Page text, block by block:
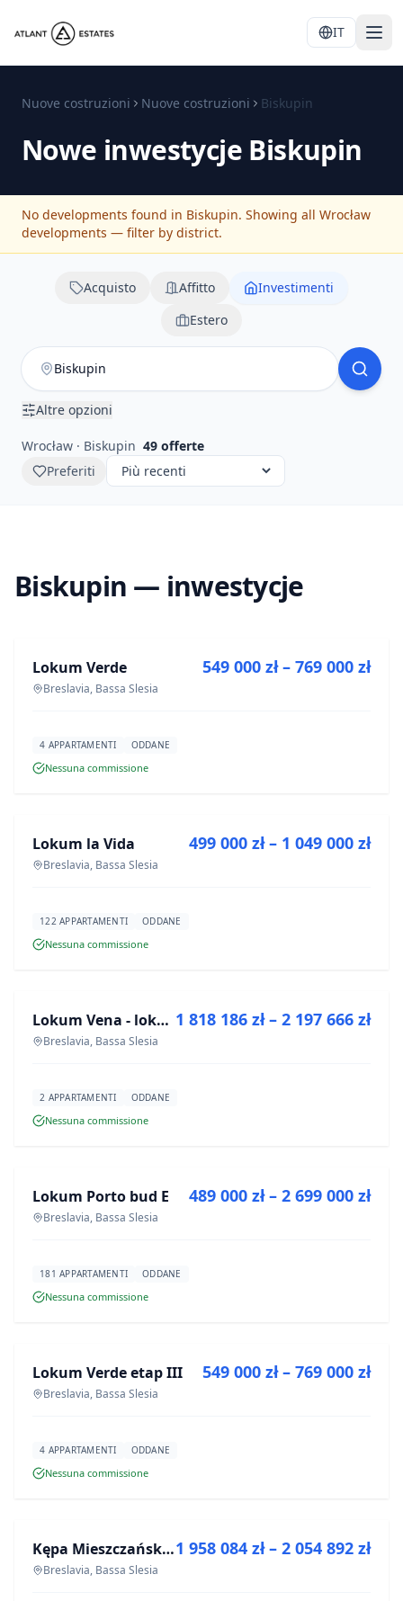
IT
Nuove costruzioni Nuove costruzioni Biskupin
Nowe inwestycje Biskupin
No developments found in Biskupin. Showing all Wrocław
developments — filter by district.
Acquisto Affitto
Investimenti
Estero
Altre opzioni
Wrocław · Biskupin 49 offerte
Preferiti
Biskupin — inwestycje
PROGETTO
Lokum Verde
Breslavia, Bassa Slesia
549 000 zł – 769 000 zł
4 APPARTAMENTI ODDANE
Nessuna commissione
PROGETTO
Lokum la Vida
Breslavia, Bassa Slesia
499 000 zł – 1 049 000 zł
122 APPARTAMENTI ODDANE
Nessuna commissione
PROGETTO Lokum Vena - lokale użytkowe
Breslavia, Bassa Slesia
1 818 186 zł – 2 197 666 zł
2 APPARTAMENTI ODDANE
Nessuna commissione
PROGETTO
Lokum Porto bud E
Breslavia, Bassa Slesia
489 000 zł – 2 699 000 zł
181 APPARTAMENTI ODDANE
Nessuna commissione
PROGETTO
Lokum Verde etap III
Breslavia, Bassa Slesia
549 000 zł – 769 000 zł
4 APPARTAMENTI ODDANE
Nessuna commissione
PROGETTO Kępa Mieszczańska - lokale użytkowe
Breslavia, Bassa Slesia
1 958 084 zł – 2 054 892 zł